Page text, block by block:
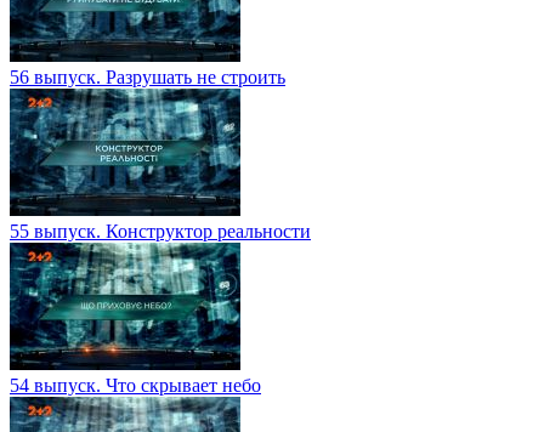
56 выпуск. Разрушать не строить
55 выпуск. Конструктор реальности
54 выпуск. Что скрывает небо